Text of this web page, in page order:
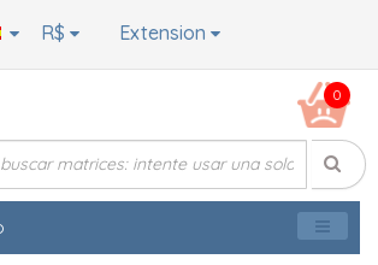
Extension
R$
0